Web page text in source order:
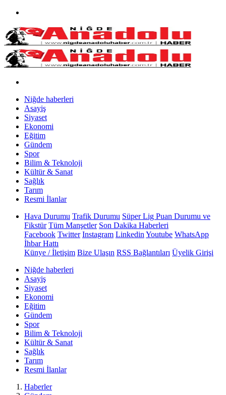
Niğde haberleri
Asayiş
Siyaset
Ekonomi
Eğitim
Gündem
Spor
Bilim & Teknoloji
Kültür & Sanat
Sağlık
Tarım
Resmi İlanlar
Hava Durumu Trafik Durumu Süper Lig Puan Durumu ve
Fikstür Tüm Manşetler Son Dakika Haberleri
Facebook Twitter Instagram Linkedin Youtube WhatsApp
İhbar Hattı
Künye / İletişim Bize Ulaşın RSS Bağlantıları Üyelik Girişi
Niğde haberleri
Asayiş
Siyaset
Ekonomi
Eğitim
Gündem
Spor
Bilim & Teknoloji
Kültür & Sanat
Sağlık
Tarım
Resmi İlanlar
Haberler